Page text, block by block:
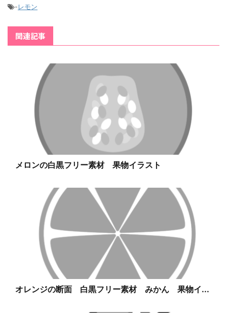
-レモン
関連記事
メロンの白黒フリー素材 果物イラスト
オレンジの断面 白黒フリー素材 みかん 果物イ...